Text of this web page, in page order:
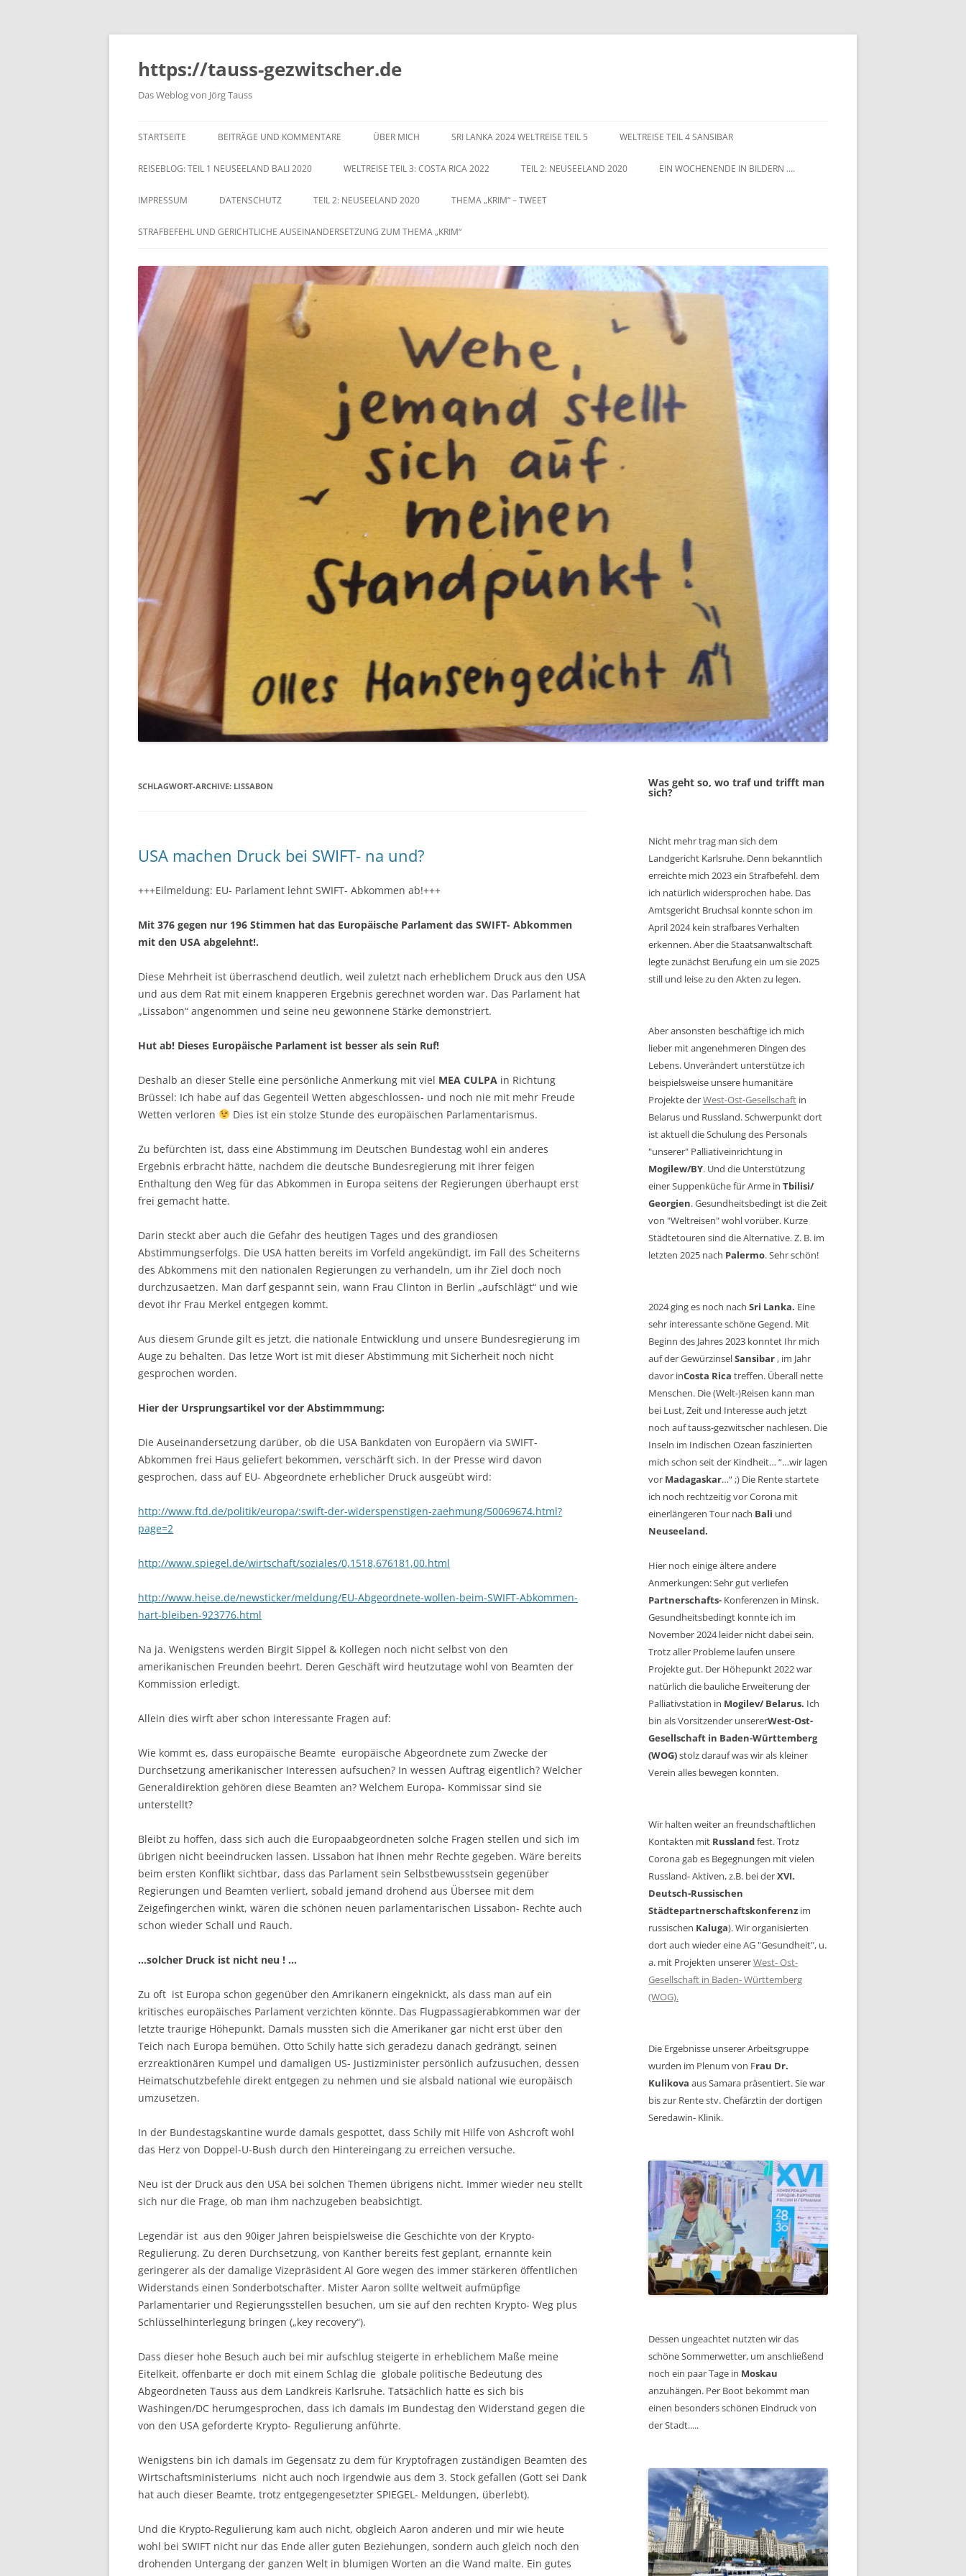
https://tauss-gezwitscher.de
Das Weblog von Jörg Tauss
Inhalt
STARTSEITE BEITRÄGE UND KOMMENTARE ÜBER MICH SRI LANKA 2024 WELTREISE TEIL 5 WELTREISE TEIL 4 SANSIBAR
REISEBLOG: TEIL 1 NEUSEELAND BALI 2020 WELTREISE TEIL 3: COSTA RICA 2022 TEIL 2: NEUSEELAND 2020 EIN WOCHENENDE IN BILDERN ….
IMPRESSUM DATENSCHUTZ TEIL 2: NEUSEELAND 2020 THEMA „KRIM“ – TWEET
STRAFBEFEHL UND GERICHTLICHE AUSEINANDERSETZUNG ZUM THEMA „KRIM“
SCHLAGWORT-ARCHIVE: LISSABON
USA machen Druck bei SWIFT- na und?
+++Eilmeldung: EU- Parlament lehnt SWIFT- Abkommen ab!+++
Mit 376 gegen nur 196 Stimmen hat das Europäische Parlament das SWIFT- Abkommen
mit den USA abgelehnt!.
Diese Mehrheit ist überraschend deutlich, weil zuletzt nach erheblichem Druck aus den USA
und aus dem Rat mit einem knapperen Ergebnis gerechnet worden war. Das Parlament hat
„Lissabon“ angenommen und seine neu gewonnene Stärke demonstriert.
Hut ab! Dieses Europäische Parlament ist besser als sein Ruf!
Deshalb an dieser Stelle eine persönliche Anmerkung mit viel MEA CULPA in Richtung
Brüssel: Ich habe auf das Gegenteil Wetten abgeschlossen- und noch nie mit mehr Freude
Wetten verloren
Dies ist ein stolze Stunde des europäischen Parlamentarismus.
Zu befürchten ist, dass eine Abstimmung im Deutschen Bundestag wohl ein anderes
Ergebnis erbracht hätte, nachdem die deutsche Bundesregierung mit ihrer feigen
Enthaltung den Weg für das Abkommen in Europa seitens der Regierungen überhaupt erst
frei gemacht hatte.
Darin steckt aber auch die Gefahr des heutigen Tages und des grandiosen
Abstimmungserfolgs. Die USA hatten bereits im Vorfeld angekündigt, im Fall des Scheiterns
des Abkommens mit den nationalen Regierungen zu verhandeln, um ihr Ziel doch noch
durchzusaetzen. Man darf gespannt sein, wann Frau Clinton in Berlin „aufschlägt“ und wie
devot ihr Frau Merkel entgegen kommt.
Aus diesem Grunde gilt es jetzt, die nationale Entwicklung und unsere Bundesregierung im
Auge zu behalten. Das letze Wort ist mit dieser Abstimmung mit Sicherheit noch nicht
gesprochen worden.
Hier der Ursprungsartikel vor der Abstimmmung:
Die Auseinandersetzung darüber, ob die USA Bankdaten von Europäern via SWIFT-
Abkommen frei Haus geliefert bekommen, verschärft sich. In der Presse wird davon
gesprochen, dass auf EU- Abgeordnete erheblicher Druck ausgeübt wird:
http://www.ftd.de/politik/europa/:swift-der-widerspenstigen-zaehmung/50069674.html?
page=2
http://www.spiegel.de/wirtschaft/soziales/0,1518,676181,00.html
http://www.heise.de/newsticker/meldung/EU-Abgeordnete-wollen-beim-SWIFT-Abkommen-
hart-bleiben-923776.html
Na ja. Wenigstens werden Birgit Sippel & Kollegen noch nicht selbst von den
amerikanischen Freunden beehrt. Deren Geschäft wird heutzutage wohl von Beamten der
Kommission erledigt.
Allein dies wirft aber schon interessante Fragen auf:
Wie kommt es, dass europäische Beamte europäische Abgeordnete zum Zwecke der
Durchsetzung amerikanischer Interessen aufsuchen? In wessen Auftrag eigentlich? Welcher
Generaldirektion gehören diese Beamten an? Welchem Europa- Kommissar sind sie
unterstellt?
Bleibt zu hoffen, dass sich auch die Europaabgeordneten solche Fragen stellen und sich im
übrigen nicht beeindrucken lassen. Lissabon hat ihnen mehr Rechte gegeben. Wäre bereits
beim ersten Konflikt sichtbar, dass das Parlament sein Selbstbewusstsein gegenüber
Regierungen und Beamten verliert, sobald jemand drohend aus Übersee mit dem
Zeigefingerchen winkt, wären die schönen neuen parlamentarischen Lissabon- Rechte auch
schon wieder Schall und Rauch.
…solcher Druck ist nicht neu ! …
Zu oft ist Europa schon gegenüber den Amrikanern eingeknickt, als dass man auf ein
kritisches europäisches Parlament verzichten könnte. Das Flugpassagierabkommen war der
letzte traurige Höhepunkt. Damals mussten sich die Amerikaner gar nicht erst über den
Teich nach Europa bemühen. Otto Schily hatte sich geradezu danach gedrängt, seinen
erzreaktionären Kumpel und damaligen US- Justizminister persönlich aufzusuchen, dessen
Heimatschutzbefehle direkt entgegen zu nehmen und sie alsbald national wie europäisch
umzusetzen.
In der Bundestagskantine wurde damals gespottet, dass Schily mit Hilfe von Ashcroft wohl
das Herz von Doppel-U-Bush durch den Hintereingang zu erreichen versuche.
Neu ist der Druck aus den USA bei solchen Themen übrigens nicht. Immer wieder neu stellt
sich nur die Frage, ob man ihm nachzugeben beabsichtigt.
Legendär ist aus den 90iger Jahren beispielsweise die Geschichte von der Krypto-
Regulierung. Zu deren Durchsetzung, von Kanther bereits fest geplant, ernannte kein
geringerer als der damalige Vizepräsident Al Gore wegen des immer stärkeren öffentlichen
Widerstands einen Sonderbotschafter. Mister Aaron sollte weltweit aufmüpfige
Parlamentarier und Regierungsstellen besuchen, um sie auf den rechten Krypto- Weg plus
Schlüsselhinterlegung bringen („key recovery“).
Dass dieser hohe Besuch auch bei mir aufschlug steigerte in erheblichem Maße meine
Eitelkeit, offenbarte er doch mit einem Schlag die globale politische Bedeutung des
Abgeordneten Tauss aus dem Landkreis Karlsruhe. Tatsächlich hatte es sich bis
Washingen/DC herumgesprochen, dass ich damals im Bundestag den Widerstand gegen die
von den USA geforderte Krypto- Regulierung anführte.
Wenigstens bin ich damals im Gegensatz zu dem für Kryptofragen zuständigen Beamten des
Wirtschaftsministeriums nicht auch noch irgendwie aus dem 3. Stock gefallen (Gott sei Dank
hat auch dieser Beamte, trotz entgegengesetzter SPIEGEL- Meldungen, überlebt).
Und die Krypto-Regulierung kam auch nicht, obgleich Aaron anderen und mir wie heute
wohl bei SWIFT nicht nur das Ende aller guten Beziehungen, sondern auch gleich noch den
drohenden Untergang der ganzen Welt in blumigen Worten an die Wand malte. Ein gutes
Was geht so, wo traf und trifft man
sich?
Nicht mehr trag man sich dem
Landgericht Karlsruhe. Denn bekanntlich
erreichte mich 2023 ein Strafbefehl. dem
ich natürlich widersprochen habe. Das
Amtsgericht Bruchsal konnte schon im
April 2024 kein strafbares Verhalten
erkennen. Aber die Staatsanwaltschaft
legte zunächst Berufung ein um sie 2025
still und leise zu den Akten zu legen.
Aber ansonsten beschäftige ich mich
lieber mit angenehmeren Dingen des
Lebens. Unverändert unterstütze ich
beispielsweise unsere humanitäre
Projekte derWest-Ost-Gesellschaft in
Belarus und Russland. Schwerpunkt dort
ist aktuell die Schulung des Personals
"unserer" Palliativeinrichtung in
Mogilew/BY. Und die Unterstützung
einer Suppenküche für Arme in Tbilisi/
Georgien. Gesundheitsbedingt ist die Zeit
von "Weltreisen" wohl vorüber. Kurze
Städtetouren sind die Alternative. Z. B. im
letzten 2025 nach Palermo. Sehr schön!
2024 ging es noch nach Sri Lanka. Eine
sehr interessante schöne Gegend. Mit
Beginn des Jahres 2023 konntet Ihr mich
auf der GewürzinselSansibar , im Jahr
davor inCosta Rica treffen. Überall nette
Menschen. Die (Welt-)Reisen kann man
bei Lust, Zeit und Interesse auch jetzt
noch auf tauss-gezwitscher nachlesen. Die
Inseln im Indischen Ozean faszinierten
mich schon seit der Kindheit… “…wir lagen
vor Madagaskar…“ ;) Die Rente startete
ich noch rechtzeitig vor Corona mit
einerlängeren Tour nach Bali und
Neuseeland.
Hier noch einige ältere andere
Anmerkungen: Sehr gut verliefen
Partnerschafts- Konferenzen in Minsk.
Gesundheitsbedingt konnte ich im
November 2024 leider nicht dabei sein.
Trotz aller Probleme laufen unsere
Projekte gut. Der Höhepunkt 2022 war
natürlich die bauliche Erweiterung der
Palliativstation in Mogilev/ Belarus. Ich
bin als Vorsitzender unsererWest-Ost-
Gesellschaft in Baden-Württemberg
(WOG)stolz darauf was wir als kleiner
Verein alles bewegen konnten.
Wir halten weiter an freundschaftlichen
Kontakten mit Russlandfest. Trotz
Corona gab es Begegnungen mit vielen
Russland- Aktiven, z.B. bei derXVI.
Deutsch-Russischen
Städtepartnerschaftskonferenz im
russischen Kaluga). Wir organisierten
dort auch wieder eine AG "Gesundheit", u.
a. mit Projekten unsererWest- Ost-
Gesellschaft in Baden- Württemberg
(WOG).
Die Ergebnisse unserer Arbeitsgruppe
wurden im Plenum von Frau Dr.
Kulikova aus Samara präsentiert. Sie war
bis zur Rente stv. Chefärztin der dortigen
Seredawin- Klinik.
Dessen ungeachtet nutzten wir das
schöne Sommerwetter, um anschließend
noch ein paar Tage in Moskau
anzuhängen. Per Boot bekommt man
einen besonders schönen Eindruck von
der Stadt.....